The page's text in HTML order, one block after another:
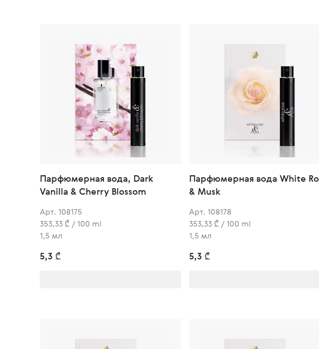
Парфюмерная вода, Dark
Vanilla & Cherry Blossom
Арт. 108175
353,33 ₾ / 100 ml
1,5 мл
5,3 ₾
Парфюмерная вода White
& Musk
Арт. 108178
353,33 ₾ / 100 ml
1,5 мл
5,3 ₾